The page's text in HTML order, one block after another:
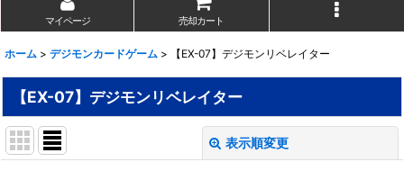
マイページ 売却カート
ホーム > デジモンカードゲーム > 【EX-07】デジモンリベレイター
【EX-07】デジモンリベレイター
表示順変更